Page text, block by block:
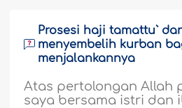
Prosesi haji tamattu`
menyembelih kurban
menjalankannya
Atas pertolongan Allah
saya bersama istri dan